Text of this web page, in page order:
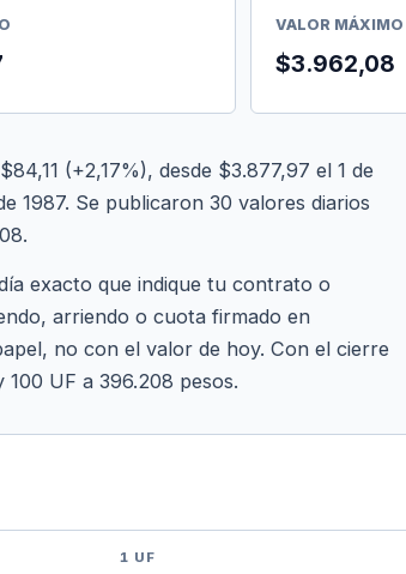
VALOR MÁXIMO
$3.962,08
(+2,17%), desde $3.877,97 el 1 de
1987. Se publicaron 30 valores diarios
exacto que indique tu contrato o
arriendo o cuota firmado en
no con el valor de hoy. Con el cierre
UF a 396.208 pesos.
1 UF